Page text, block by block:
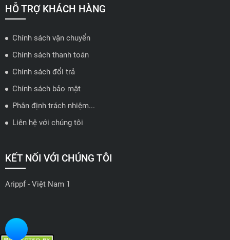
🗺️Xem trên bản đồ
ĐẠI LÝ QUẬN 2 HCM - HẢI TRIỀU AUTO
🔰 Địa chỉ: 78-80 Vũ Tông Phan, P.An Phú, TP Thủ Đức, TP HCM
📍 Hotline: 0938584113
🗺️Xem trên bản đồ
ĐẠI LÝ THỦ ĐỨC - TB AUTO
🔰 Địa chỉ: 482 Đ. Lê Văn Việt, Tăng Nhơn Phú A, Thủ Đức,
Thành phố Hồ Chí Minh
🗺️Xem trên bản đồ
HỖ TRỢ KHÁCH HÀNG
Chính sách vận chuyển
Chính sách thanh toán
Chính sách đổi trả
Chính sách bảo mật
Phân định trách nhiệm...
Liên hệ với chúng tôi
KẾT NỐI VỚI CHÚNG TÔI
Arippf - Việt Nam 1